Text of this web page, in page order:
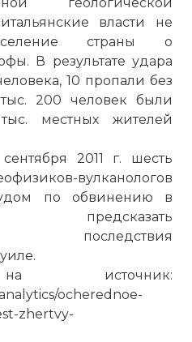
власти не
страны о
В результате удара
10 пропали без
200 человек были
местных жителей
2011 г. шесть
вулканологов
по обвинению в
предсказать
последствия
источник:
ocherednoe-
zhertvy-